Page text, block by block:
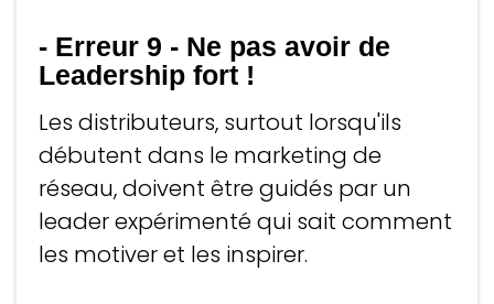
- Erreur 9 - Ne pas avoir de
Leadership fort !
Les distributeurs, surtout lorsqu'ils
débutent dans le marketing de
réseau, doivent être guidés par un
leader expérimenté qui sait comment
les motiver et les inspirer.